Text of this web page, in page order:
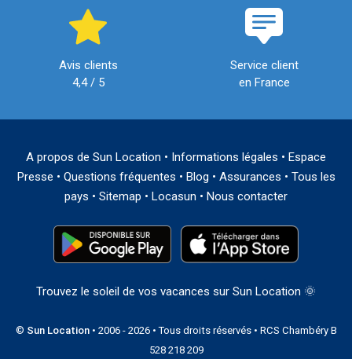
Avis clients
4,4 / 5
Service client
en France
A propos de Sun Location • Informations légales • Espace
Presse • Questions fréquentes • Blog • Assurances • Tous les
pays • Sitemap • Locasun • Nous contacter
Trouvez le soleil de vos vacances sur Sun Location 🌞
© Sun Location• 2006 - 2026 • Tous droits réservés • RCS Chambéry B
528 218 209